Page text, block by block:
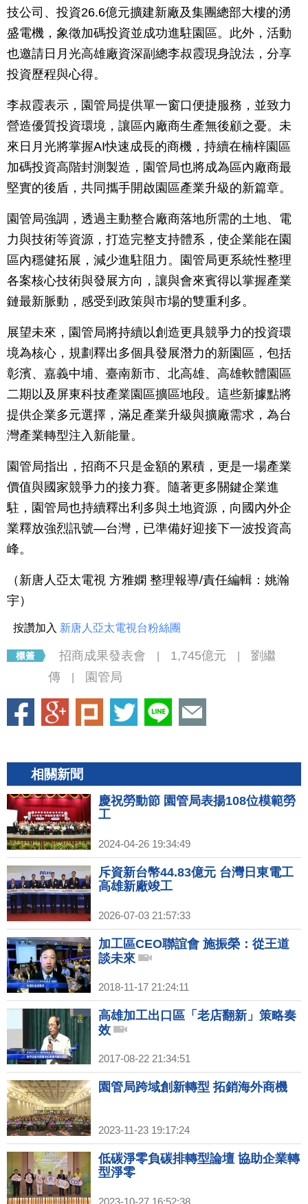
技公司、投資26.6億元擴建新廠及集團總部大樓的湧
盛電機，象徵加碼投資並成功進駐園區。此外，活動
也邀請日月光高雄廠資深副總李叔霞現身說法，分享
投資歷程與心得。
李叔霞表示，園管局提供單一窗口便捷服務，並致力
營造優質投資環境，讓區內廠商生產無後顧之憂。未
來日月光將掌握AI快速成長的商機，持續在楠梓園區
加碼投資高階封測製造，園管局也將成為區內廠商最
堅實的後盾，共同攜手開啟園區產業升級的新篇章。
園管局強調，透過主動整合廠商落地所需的土地、電
力與技術等資源，打造完整支持體系，使企業能在園
區內穩健拓展，減少進駐阻力。園管局更系統性整理
各案核心技術與發展方向，讓與會來賓得以掌握產業
鏈最新脈動，感受到政策與市場的雙重利多。
展望未來，園管局將持續以創造更具競爭力的投資環
境為核心，規劃釋出多個具發展潛力的新園區，包括
彰濱、嘉義中埔、臺南新市、北高雄、高雄軟體園區
二期以及屏東科技產業園區擴區地段。這些新據點將
提供企業多元選擇，滿足產業升級與擴廠需求，為台
灣產業轉型注入新能量。
園管局指出，招商不只是金額的累積，更是一場產業
價值與國家競爭力的接力賽。隨著更多關鍵企業進
駐，園管局也持續釋出利多與土地資源，向國內外企
業釋放強烈訊號—台灣，已準備好迎接下一波投資高
峰。
（新唐人亞太電視 方雅嫻 整理報導/責任編輯：姚瀚
宇）
按讚加入 新唐人亞太電視台粉絲團
招商成果發表會 1,745億元
劉繼
傳
園管局
相關新聞
慶祝勞動節 園管局表揚108位模範勞
工
2024-04-26 19:34:49
斥資新台幣44.83億元 台灣日東電工
高雄新廠竣工
2026-07-03 21:57:33
加工區CEO聯誼會 施振榮：從王道
談未來
2018-11-17 21:24:11
高雄加工出口區「老店翻新」策略奏
效
2017-08-22 21:34:51
園管局跨域創新轉型 拓銷海外商機
2023-11-23 19:17:24
低碳淨零負碳排轉型論壇 協助企業轉
型淨零
2023-10-27 16:52:38